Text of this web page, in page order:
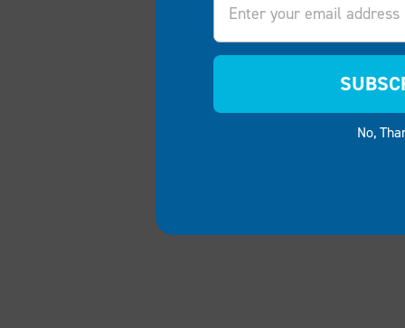
No,